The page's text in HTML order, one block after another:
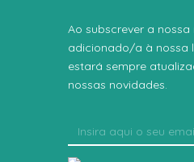
Ao subscrever a nossa
adicionado/a à nossa
estará sempre
nossas novidades.